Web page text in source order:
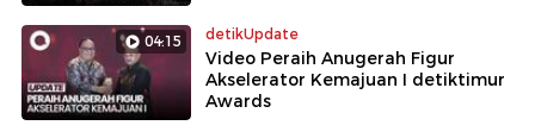
04:15 detikUpdate
Video Peraih Anugerah Figur
Akselerator Kemajuan I detiktimur
Awards